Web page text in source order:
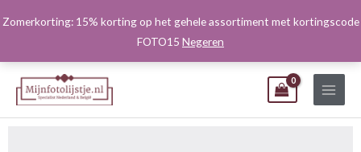
Zomerkorting: 15% korting op het gehele assortiment met kortingscode
FOTO15 Negeren
naar